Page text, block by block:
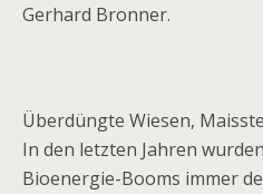
Gerhard Bronner.
Überdüngte Wiesen,
In den letzten Jahren
Bioenergie-Booms immer